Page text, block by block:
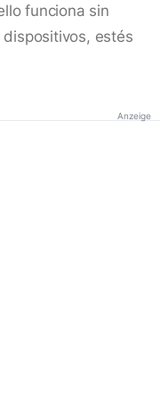
funciona sin
estés
Anzeige